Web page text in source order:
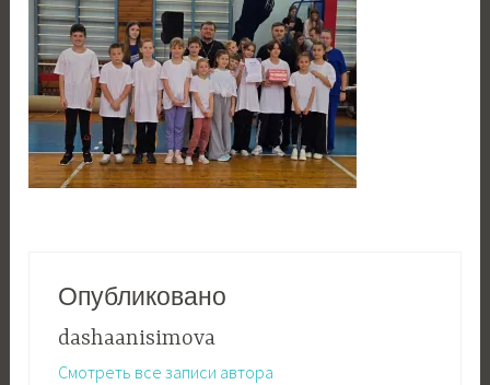
Опубликовано
dashaanisimova
Смотреть все записи автора